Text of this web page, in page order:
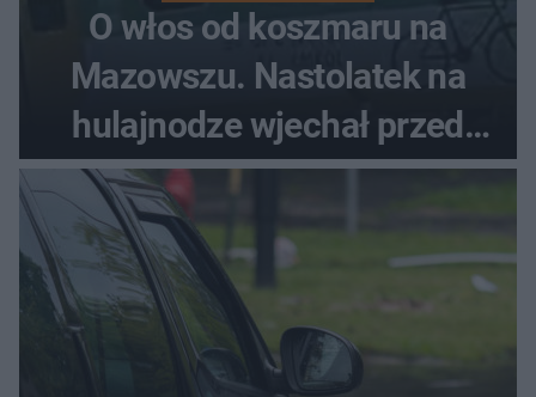
O włos od koszmaru na
Mazowszu. Nastolatek na
hulajnodze wjechał przed
pociąg